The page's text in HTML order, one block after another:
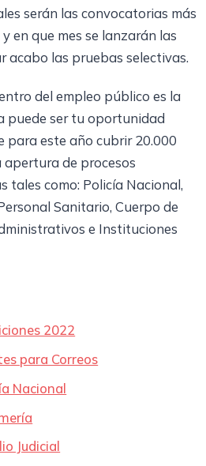
serán las convocatorias más
en que mes se lanzarán las
acabo las pruebas selectivas.
del empleo público es la
puede ser tu oportunidad
para este año cubrir 20.000
de procesos
tales como: Policía Nacional,
Sanitario, Cuerpo de
e Instituciones
2022
para Correos
Nacional
Judicial